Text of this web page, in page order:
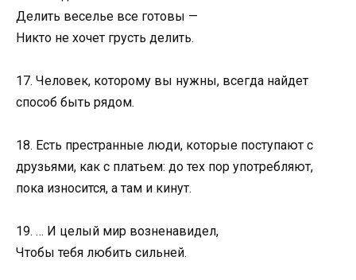
Делить веселье все готовы —
Никто не хочет грусть делить.
17. Человек, которому вы нужны, всегда найдет
способ быть рядом.
18. Есть престранные люди, которые поступают с
друзьями, как с платьем: до тех пор употребляют,
пока износится, а там и кинут.
19. … И целый мир возненавидел,
Чтобы тебя любить сильней.